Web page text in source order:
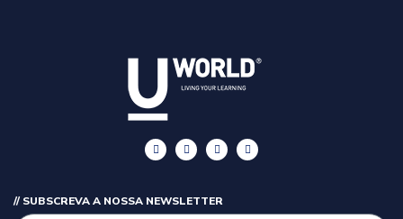
// SUBSCREVA A NOSSA NEWSLETTER